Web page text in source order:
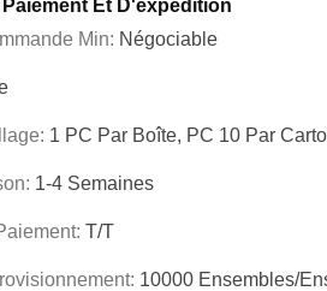
Et D'expédition
Min: Négociable
1 PC Par Boîte, PC 10 Par
1-4 Semaines
T/T
10000 Ensembles/